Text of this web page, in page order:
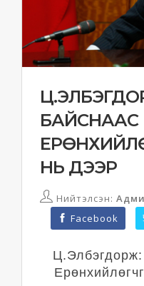
БАЙСНААС
НЬ ДЭЭР
Нийтэлсэн:
Facebook